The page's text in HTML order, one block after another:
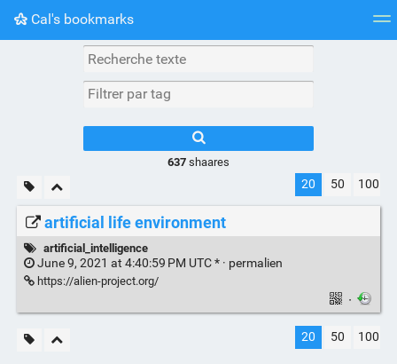
Cal's bookmarks
Nuage de tags Mur d'images
637shaares
20 50 100
artificial life environment
artificial_intelligence
June 9, 2021 at 4:40:59 PM UTC * · permalien
https://alien-project.org/
·
20 50 100